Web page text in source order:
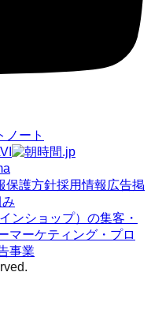
保護方針採用情報 広告掲
ンショップ）の集客・
マーケティング・プロ
事業